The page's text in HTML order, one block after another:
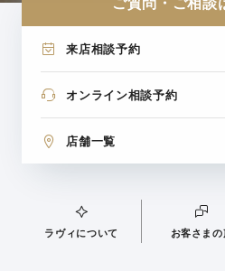
来店相談予約
オンライン相談予約
店舗一覧
ラヴィについて お客さまの